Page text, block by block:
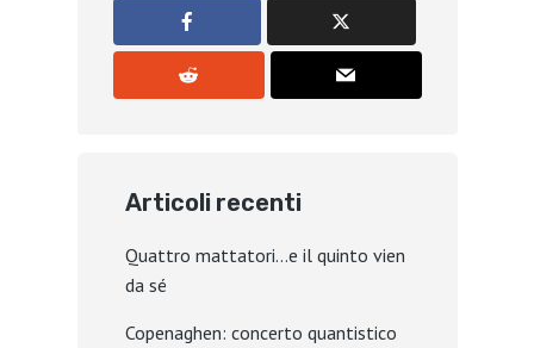
Articoli recenti
Quattro mattatori…e il quinto vien
da sé
Copenaghen: concerto quantistico